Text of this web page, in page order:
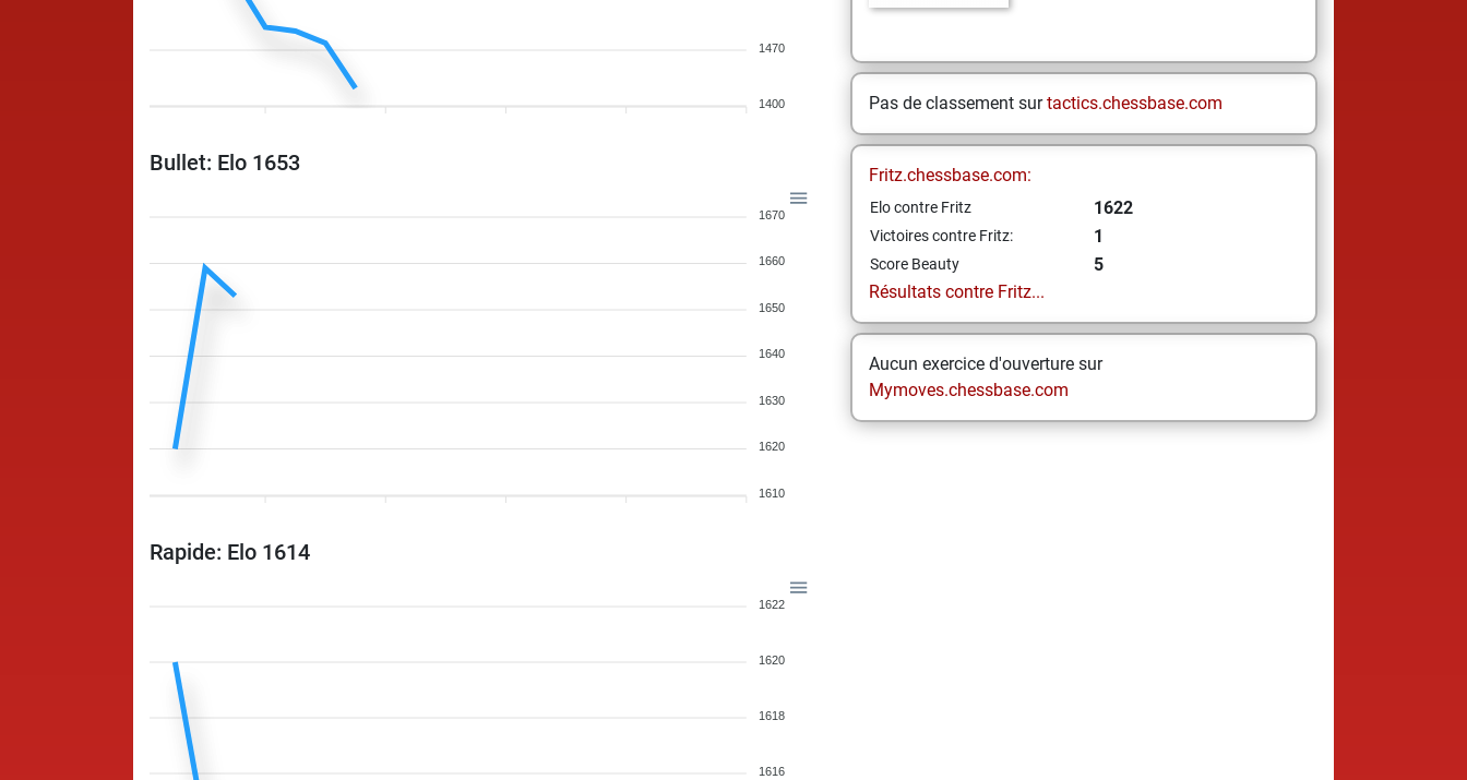
1470
1400
Bullet: Elo 1653
1670
1660
1650
1640
1630
1620
1610
Rapide: Elo 1614
1622
1620
1618
1616
Pas de classement surtactics.chessbase.com
Fritz.chessbase.com:
Elo contre Fritz 1622
Victoires contre Fritz: 1
Score Beauty
5
Résultats contre Fritz...
Aucun exercice d'ouverture sur
Mymoves.chessbase.com